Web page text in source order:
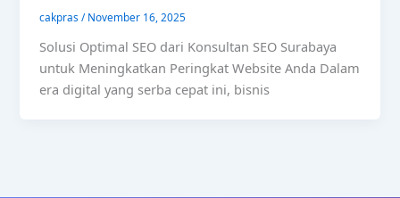
cakpras/November 16, 2025
Solusi Optimal SEO dari Konsultan SEO Surabaya
untuk Meningkatkan Peringkat Website Anda Dalam
era digital yang serba cepat ini, bisnis